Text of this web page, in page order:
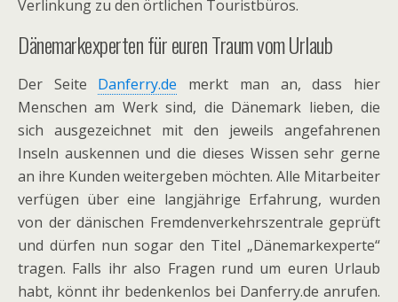
Verlinkung zu den örtlichen Touristbüros.
Dänemarkexperten für euren Traum vom Urlaub
Der Seite Danferry.de merkt man an, dass hier
Menschen am Werk sind, die Dänemark lieben, die
sich ausgezeichnet mit den jeweils angefahrenen
Inseln auskennen und die dieses Wissen sehr gerne
an ihre Kunden weitergeben möchten. Alle Mitarbeiter
verfügen über eine langjährige Erfahrung, wurden
von der dänischen Fremdenverkehrszentrale geprüft
und dürfen nun sogar den Titel „Dänemarkexperte“
tragen. Falls ihr also Fragen rund um euren Urlaub
habt, könnt ihr bedenkenlos bei Danferry.de anrufen.